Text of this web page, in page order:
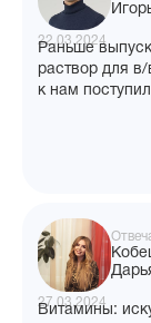
22.03.2024
Раньше
раствор для
к нам
27.03.2024
Витамины: